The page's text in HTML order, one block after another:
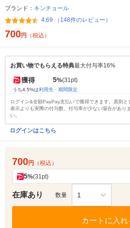
ブランド： キンチョール
4.69 （148件のレビュー）
700円 （税込）
お買い物でもらえる特典最大付与率16%
獲得 5%(31pt)
うち4.5%は利用先・期間限定
ログイン&全額PayPay支払いで獲得できます。原則と
表示よりも実際の付与数、付与率が少ない場合があり
い。
ログインはこちら
700円 （税込）
5%(31pt)
在庫あり 数量 1
カートに入れ